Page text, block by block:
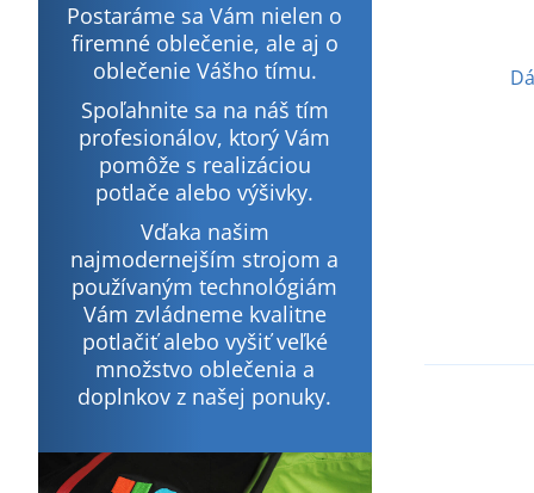
Postaráme sa Vám nielen o
firemné oblečenie, ale aj o
oblečenie Vášho tímu.
Spoľahnite sa na náš tím
profesionálov, ktorý Vám
pomôže s realizáciou
potlače alebo výšivky.
Vďaka našim
najmodernejším strojom a
používaným technológiám
Vám zvládneme kvalitne
potlačiť alebo vyšiť veľké
množstvo oblečenia a
doplnkov z našej ponuky.